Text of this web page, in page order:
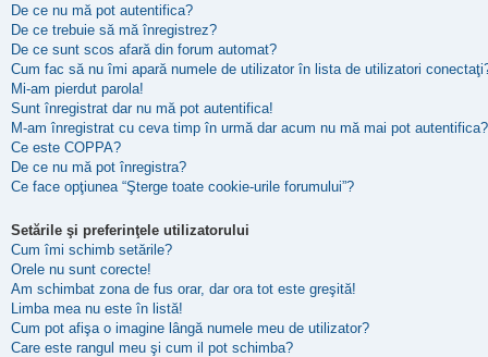
De ce nu mă pot autentifica?
De ce trebuie să mă înregistrez?
De ce sunt scos afară din forum automat?
Cum fac să nu îmi apară numele de utilizator în lista de utilizatori
Mi-am pierdut parola!
Sunt înregistrat dar nu mă pot autentifica!
M-am înregistrat cu ceva timp în urmă dar acum nu mă mai pot
Ce este COPPA?
De ce nu mă pot înregistra?
Ce face opţiunea “Şterge toate cookie-urile forumului”?
Setările şi preferinţele utilizatorului
Cum îmi schimb setările?
Orele nu sunt corecte!
Am schimbat zona de fus orar, dar ora tot este greşită!
Limba mea nu este în listă!
Cum pot afişa o imagine lângă numele meu de utilizator?
Care este rangul meu şi cum il pot schimba?